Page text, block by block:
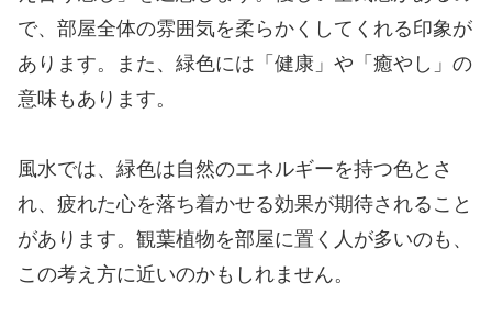
で、部屋全体の雰囲気を柔らかくしてくれる印象が
あります。また、緑色には「健康」や「癒やし」の
意味もあります。
風水では、緑色は自然のエネルギーを持つ色とさ
れ、疲れた心を落ち着かせる効果が期待されること
があります。観葉植物を部屋に置く人が多いのも、
この考え方に近いのかもしれません。